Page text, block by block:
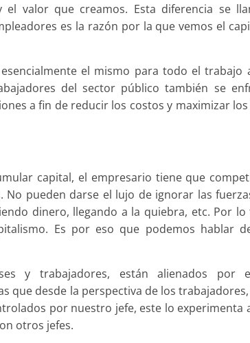
el valor que creamos. Esta diferencia se
es la razón por la que vemos el
el mismo para todo el trabajo
del sector público también se
a fin de reducir los costos y maximizar
capital, el empresario tiene que
No pueden darse el lujo de ignorar las
dinero, llegando a la quiebra, etc. Por
Es por eso que podemos hablar
y trabajadores, están alienados por
que desde la perspectiva de los
por nuestro jefe, este lo experimenta
otros jefes.